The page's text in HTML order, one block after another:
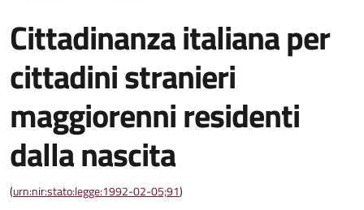
Cittadinanza italiana per
cittadini stranieri
maggiorenni residenti
dalla nascita
(urn:nir:stato:legge:1992-02-05;91)